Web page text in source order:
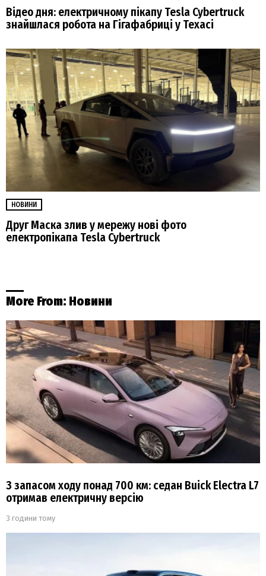
Відео дня: електричному пікапу Tesla Cybertruck
знайшлася робота на Гігафабриці у Техасі
НОВИНИ
Друг Маска злив у мережу нові фото
електропікапа Tesla Cybertruck
More From: Новини
З запасом ходу понад 700 км: седан Buick Electra L7
отримав електричну версію
3 години тому